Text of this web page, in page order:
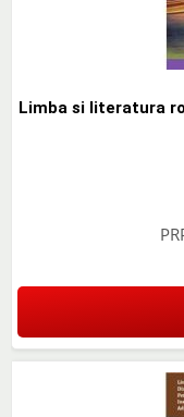
Limba si literatura